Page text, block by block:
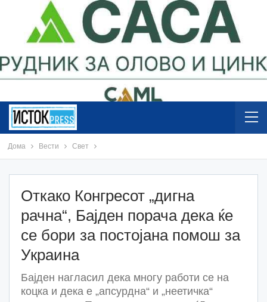
Дома Вести Свет
Откако Конгресот „дигна
рачна“, Бајден порача дека ќе
се бори за постојана помош за
Украина
Бајден нагласил дека многу работи се на
коцка и дека е „апсурдна“ и „неетичка“